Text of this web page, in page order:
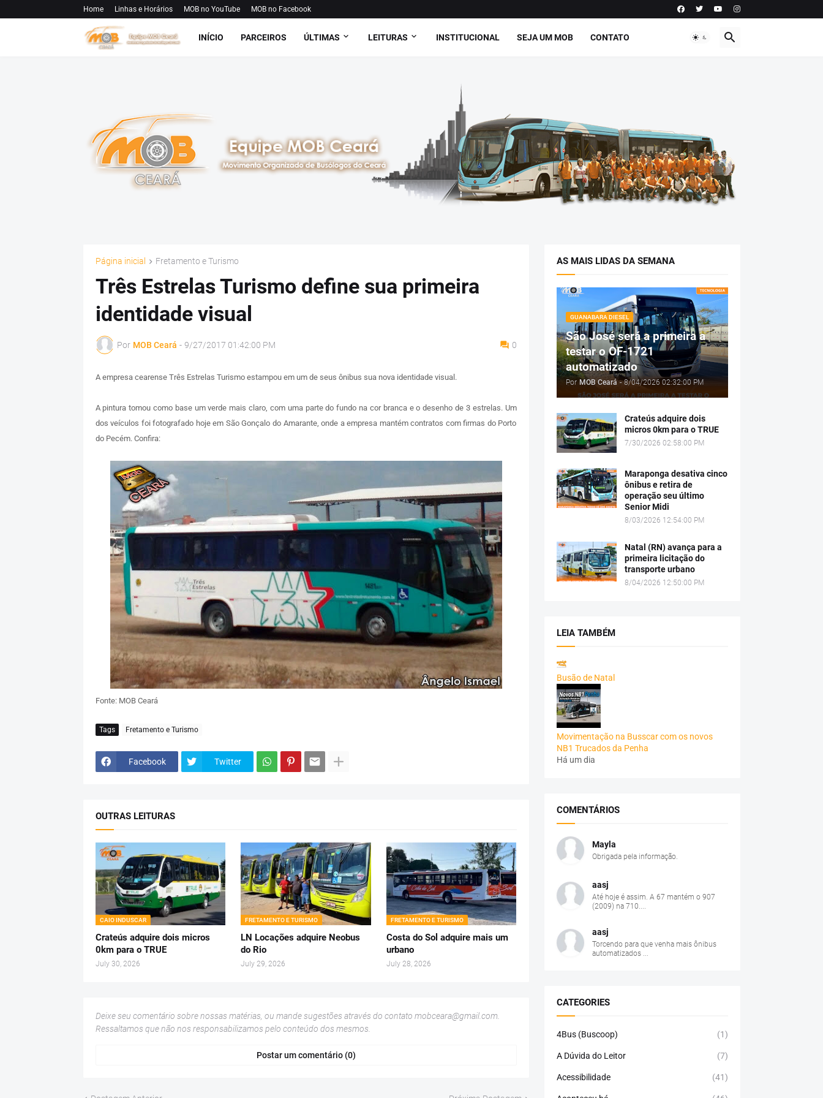
Home Linhas e Horários MOB no YouTube MOB no Facebook
INÍCIO PARCEIROS ÚLTIMAS LEITURAS INSTITUCIONAL SEJA UM MOB CONTATO
Página inicial Fretamento e Turismo
Três Estrelas Turismo define sua primeira
identidade visual
Por MOB Ceará - 9/27/2017 01:42:00 PM 0
A empresa cearense Três Estrelas Turismo estampou em um de seus ônibus sua nova identidade visual.
A pintura tomou como base um verde mais claro, com uma parte do fundo na cor branca e o desenho de 3 estrelas. Um
dos veículos foi fotografado hoje em São Gonçalo do Amarante, onde a empresa mantém contratos com firmas do Porto
do Pecém. Confira:
Fonte: MOB Ceará
Tags Fretamento e Turismo
Facebook Twitter
OUTRAS LEITURAS
CAIO INDUSCAR
Crateús adquire dois micros
0km para o TRUE
July 30, 2026
FRETAMENTO E TURISMO
LN Locações adquire Neobus
do Rio
July 29, 2026
FRETAMENTO E TURISMO
Costa do Sol adquire mais um
urbano
July 28, 2026
Deixe seu comentário sobre nossas matérias, ou mande sugestões através do contato mobceara@gmail.com.
Ressaltamos que não nos responsabilizamos pelo conteúdo dos mesmos.
Postar um comentário (0)
AS MAIS LIDAS DA SEMANA
GUANABARA DIESEL
São José será a primeira a
testar o OF-1721
automatizado
Por MOB Ceará - 8/04/2026 02:32:00 PM
Crateús adquire dois
micros 0km para o TRUE
7/30/2026 02:58:00 PM
Maraponga desativa cinco
ônibus e retira de
operação seu último
Senior Midi
8/03/2026 12:54:00 PM
Natal (RN) avança para a
primeira licitação do
transporte urbano
8/04/2026 12:50:00 PM
LEIA TAMBÉM
Busão de Natal
Movimentação na Busscar com os novos
NB1 Trucados da Penha
Há um dia
COMENTÁRIOS
Mayla
Obrigada pela informação.
aasj
Até hoje é assim. A 67 mantém o 907
(2009) na 710....
aasj
Torcendo para que venha mais ônibus
automatizados ...
CATEGORIES
4Bus (Buscoop) (1)
A Dúvida do Leitor (7)
Acessibilidade (41)